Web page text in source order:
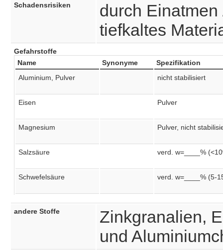
Schadensrisiken
durch
tiefkaltes
Gefahrstoffe
Name
Synonyme
Spezifikation
Aluminium, Pulver
nicht stabilisiert
Eisen Pulver
Magnesium Pulver, nicht
Salzsäure verd. w=____%
Schwefelsäure verd. w=____% (5-
andere Stoffe
Zinkgranalien,
und